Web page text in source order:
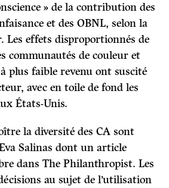
» de la contribution des
et des OBNL, selon la
Les effets disproportionnés de
communautés de couleur et
plus faible revenu ont suscité
avec en toile de fond les
États-Unis.
la diversité des CA sont
Salinas dont un article
dans The Philanthropist. Les
au sujet de l’utilisation